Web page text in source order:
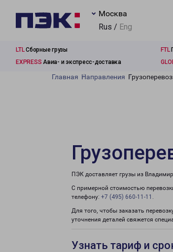
Москва
Rus / Eng
LTLСборные грузы FTL
EXPRESS Авиа- и экспресс-доставка
Главная Направления
ПЭК доставляет грузы из
С примерной стоимостью
телефону: +7 (495) 660-11-11 .
Для того, чтобы заказать
уточнения деталей свяжется
Узнать тариф и